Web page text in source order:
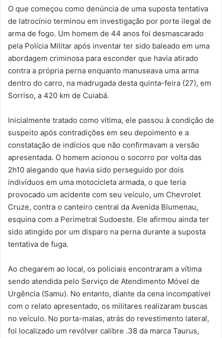
O que começou como denúncia de uma suposta tentativa
de latrocínio terminou em investigação por porte ilegal de
arma de fogo. Um homem de 44 anos foi desmascarado
pela Polícia Militar após inventar ter sido baleado em uma
abordagem criminosa para esconder que havia atirado
contra a própria perna enquanto manuseava uma arma
dentro do carro, na madrugada desta quinta-feira (27), em
Sorriso, a 420 km de Cuiabá.
Inicialmente tratado como vítima, ele passou à condição de
suspeito após contradições em seu depoimento e a
constatação de indícios que não confirmavam a versão
apresentada. O homem acionou o socorro por volta das
2h10 alegando que havia sido perseguido por dois
indivíduos em uma motocicleta armada, o que teria
provocado um acidente com seu veículo, um Chevrolet
Cruze, contra o canteiro central da Avenida Blumenau,
esquina com a Perimetral Sudoeste. Ele afirmou ainda ter
sido atingido por um disparo na perna durante a suposta
tentativa de fuga.
Ao chegarem ao local, os policiais encontraram a vítima
sendo atendida pelo Serviço de Atendimento Móvel de
Urgência (Samu). No entanto, diante da cena incompatível
com o relato apresentado, os militares realizaram buscas
no veículo. No porta-malas, atrás do revestimento lateral,
foi localizado um revólver calibre .38 da marca Taurus,